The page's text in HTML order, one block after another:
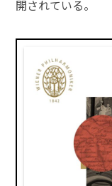
開されている。